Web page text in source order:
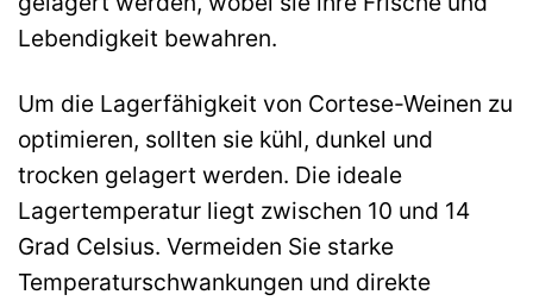
Lebendigkeit bewahren.
Um die Lagerfähigkeit von Cortese-Weinen zu
optimieren, sollten sie kühl, dunkel und
trocken gelagert werden. Die ideale
Lagertemperatur liegt zwischen 10 und 14
Grad Celsius. Vermeiden Sie starke
Temperaturschwankungen und direkte